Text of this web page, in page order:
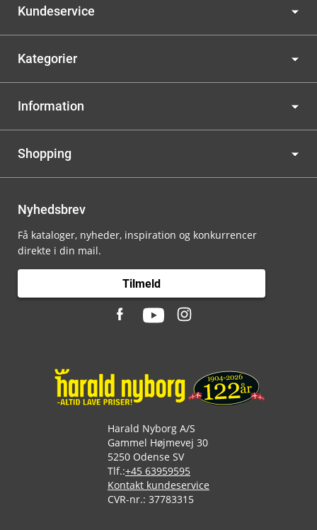
Kundeservice
Kategorier
Information
Shopping
Nyhedsbrev
Få kataloger, nyheder, inspiration og konkurrencer
direkte i din mail.
Tilmeld
Harald Nyborg A/S
Gammel Højmevej 30
5250 Odense SV
Tlf.:+45 63959595
Kontakt kundeservice
CVR-nr.: 37783315